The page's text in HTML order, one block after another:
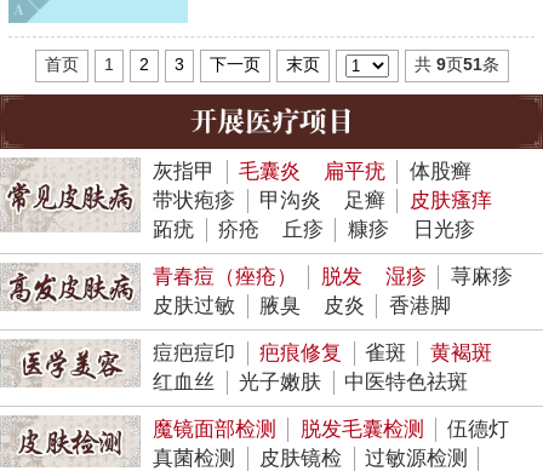
首页 1 2 3 下一页 末页 共 9页51条
灰指甲 毛囊炎 扁平疣
体股癣
带状疱疹
甲沟炎 足癣
皮肤瘙痒
跖疣
疥疮 丘疹 糠疹 日光疹
青春痘（痤疮） 脱发 湿疹
荨麻疹
皮肤过敏
腋臭 皮炎 香港脚
痘疤痘印 疤痕修复 雀斑
黄褐斑
红血丝
光子嫩肤 中医特色祛斑
魔镜面部检测 脱发毛囊检测
伍德灯
真菌检测
皮肤镜检
过敏源检测